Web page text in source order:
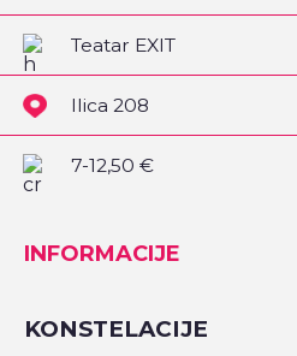
Teatar EXIT
Ilica 208
7-12,50 €
INFORMACIJE
KONSTELACIJE